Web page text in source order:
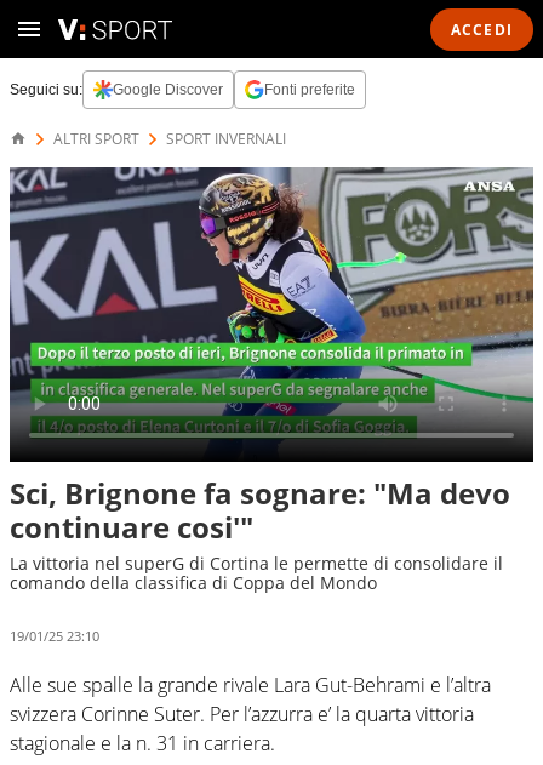
ACCEDI
Seguici su: Google Discover Fonti preferite
ALTRI SPORT SPORT INVERNALI
Sci, Brignone fa sognare: "Ma devo
continuare cosi'"
La vittoria nel superG di Cortina le permette di consolidare il
comando della classifica di Coppa del Mondo
19/01/25 23:10
Alle sue spalle la grande rivale Lara Gut-Behrami e l’altra
svizzera Corinne Suter. Per l’azzurra e’ la quarta vittoria
stagionale e la n. 31 in carriera.